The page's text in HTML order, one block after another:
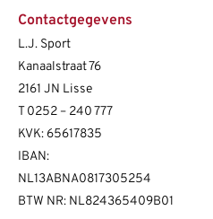
Contactgegevens
L.J. Sport
Kanaalstraat 76
2161 JN Lisse
T0252 – 240 777
KVK: 65617835
IBAN:
NL13ABNA0817305254
BTW NR: NL824365409B01